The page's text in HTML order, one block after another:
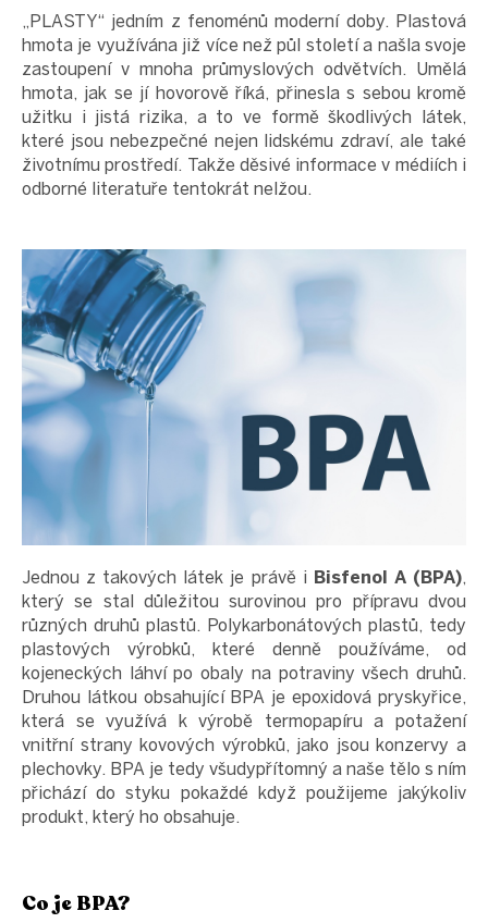
Přihlášení
„PLASTY“ jedním z fenoménů moderní doby. Plastová
hmota je využívána již více než půl století a našla svoje
zastoupení v mnoha průmyslových odvětvích. Umělá
hmota, jak se jí hovorově říká, přinesla s sebou kromě
užitku i jistá rizika, a to ve formě škodlivých látek,
které jsou nebezpečné nejen lidskému zdraví, ale také
životnímu prostředí. Takže děsivé informace v médiích i
odborné literatuře tentokrát nelžou.
Jednou z takových látek je právě i Bisfenol A (BPA),
který se stal důležitou surovinou pro přípravu dvou
různých druhů plastů. Polykarbonátových plastů, tedy
plastových výrobků, které denně používáme, od
kojeneckých láhví po obaly na potraviny všech druhů.
Druhou látkou obsahující BPA je epoxidová pryskyřice,
která se využívá k výrobě termopapíru a potažení
vnitřní strany kovových výrobků, jako jsou konzervy a
plechovky. BPA je tedy všudypřítomný a naše tělo s ním
přichází do styku pokaždé když použijeme jakýkoliv
produkt, který ho obsahuje.
Co je BPA?